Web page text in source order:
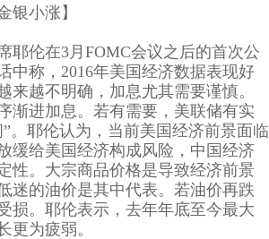
小涨】
伦在3月FOMC会议之后的首次公
中称，2016年美国经济数据表现好
来越不明确，加息尤其需要谨慎。
渐进加息。若有需要，美联储有实
。耶伦认为，当前美国经济前景面临
缓给美国经济构成风险，中国经济
性。大宗商品价格是导致经济前景
迷的油价是其中代表。若油价再跌
损。耶伦表示，去年年底至今最大
更为疲弱。